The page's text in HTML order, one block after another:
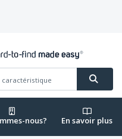
nous? En savoir plus